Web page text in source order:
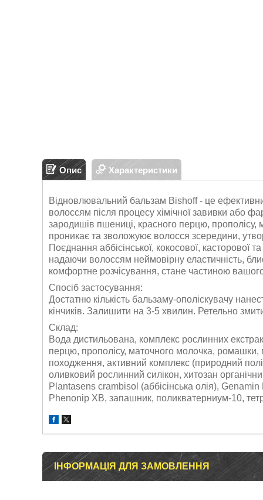
Опис Характеристики
Відновлювальний бальзам Bishoff - це
волоссям після процесу хімічної завивки або
зародишів пшениці, красного перцю,
проникає та зволожуює волосся зсередини,
Поєднання аббісінської, кокосової, касторової
надаючи волоссям неймовірну еластичність,
комфортне розчісування, стане частиною
Спосіб застосування:
Достатню кількість бальзаму-ополіскувачу
кінчиків. Залишити на 3-5 хвилин. Ретельно
Склад:
Вода дистильована, комплекс рослинних
перцю, прополісу, маточного молочка, ромашки,
походження, активний комплекс (природний
оливковий рослинний силікон, хитозан
Plantasens crambisol (аббісінська олія),
Phenonip XB, запашник, поликватерниум-10,
ІНФОРМАЦІЯ ДЛЯ ЗАМОВЛЕННЯ